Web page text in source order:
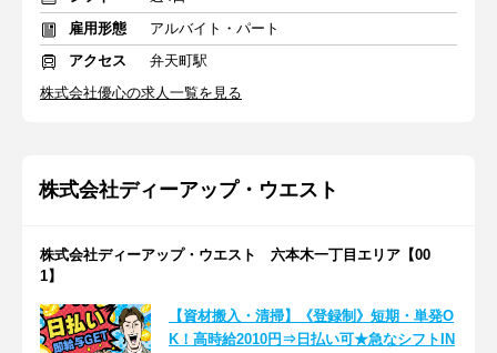
雇用形態
アルバイト・パート
アクセス
弁天町駅
​株式会社優心の求人一覧を見る
株式会社ディーアップ・ウエスト
株式会社ディーアップ・ウエスト 六本木一丁目エリア【00
1】
【資材搬入・清掃】《登録制》短期・単発O
K！高時給2010円⇒日払い可★急なシフトIN